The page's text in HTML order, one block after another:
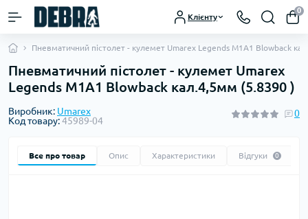
Клієнту
0
Пневматичний пістолет - кулемет Umarex Legends M1A1 Blowback
Пневматичний пістолет - кулемет Umarex
Legends M1A1 Blowback кал.4,5мм (5.8390 )
Виробник: Umarex
Код товару:45989-04
0
Все про товар Опис Характеристики Відгуки 0